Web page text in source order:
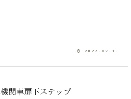
2023.02.10
機関車扉下ステップ